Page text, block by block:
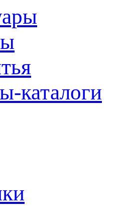
каталоги